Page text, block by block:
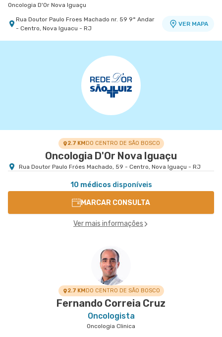
Oncologia D'Or Nova Iguaçu
Rua Doutor Paulo Froes Machado nr. 59 9° Andar
- Centro, Nova Iguacu - RJ
VER MAPA
Oncologia Quinta D'Or
Rua Almirante Baltazar nr. 467 2° Andar - Sao
Cristovao, Rio de Janeiro - RJ
2.7 KMDO CENTRO DE SÃO BOSCO
Oncologia D'Or Nova Iguaçu
Rua Doutor Paulo Fróes Machado, 59 - Centro, Nova Iguaçu - RJ
10 médicos disponíveis
MARCAR CONSULTA
Ver mais informações
2.7 KMDO CENTRO DE SÃO BOSCO
Fernando Correia Cruz
Oncologista
Oncologia Clinica